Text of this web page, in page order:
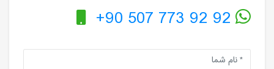
+90 507 773 92 92